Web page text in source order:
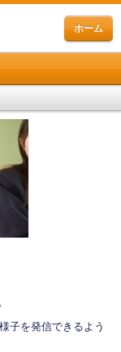
ホーム
子を発信できるよう